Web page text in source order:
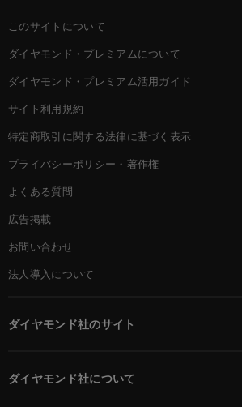
このサイトについて
ダイヤモンド・プレミアムについて
ダイヤモンド・プレミアム活用ガイド
サイト利用規約
特定商取引に関する法律に基づく表示
プライバシーポリシー・著作権
よくある質問
広告掲載
お問い合わせ
法人導入について
ダイヤモンド社のサイト
ダイヤモンド社について